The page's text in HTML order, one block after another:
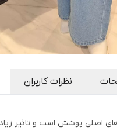
نظرات کاربران
اصلی پوشش است و تاثیر